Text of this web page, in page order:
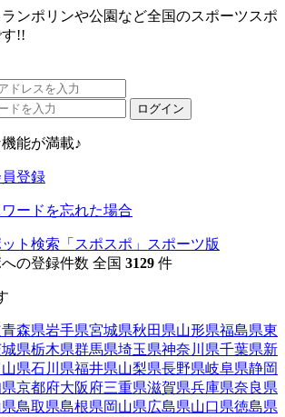
ランポリンや公園など全国のスポーツスポ
!!
ログイン
能が満載♪
登録
ードを忘れた場合
全国 3129 件
青森県岩手県宮城県秋田県山形県福島県東
県栃木県群馬県埼玉県神奈川県千葉県新
県石川県福井県山梨県長野県岐阜県静岡
京都府大阪府三重県滋賀県兵庫県奈良県
鳥取県島根県岡山県広島県山口県徳島県